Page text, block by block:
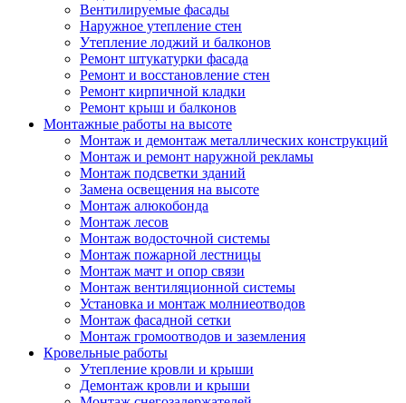
Вентилируемые фасады
Наружное утепление стен
Утепление лоджий и балконов
Ремонт штукатурки фасада
Ремонт и восстановление стен
Ремонт кирпичной кладки
Ремонт крыш и балконов
Монтажные работы на высоте
Монтаж и демонтаж металлических конструкций
Монтаж и ремонт наружной рекламы
Монтаж подсветки зданий
Замена освещения на высоте
Монтаж алюкобонда
Монтаж лесов
Монтаж водосточной системы
Монтаж пожарной лестницы
Монтаж мачт и опор связи
Монтаж вентиляционной системы
Установка и монтаж молниеотводов
Монтаж фасадной сетки
Монтаж громоотводов и заземления
Кровельные работы
Утепление кровли и крыши
Демонтаж кровли и крыши